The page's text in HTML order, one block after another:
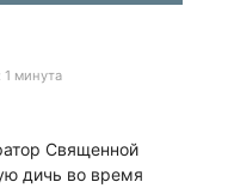
минута
Священной
дичь во время